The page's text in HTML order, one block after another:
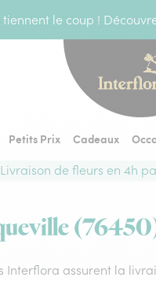
tiennent le coup !
Petits Prix Cadeaux
Livraison de fleurs en 4h
Interflora assurent la